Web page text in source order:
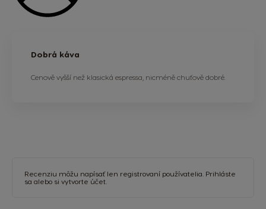
Dobrá káva
Cenově vyšší než klasická espressa, nicméně chuťově dobré.
Recenziu môžu napísať len registrovaní používatelia. Prihláste
sa alebo si vytvorte účet